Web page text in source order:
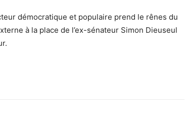
démocratique et populaire prend le rênes du
à la place de l’ex-sénateur Simon Dieuseul